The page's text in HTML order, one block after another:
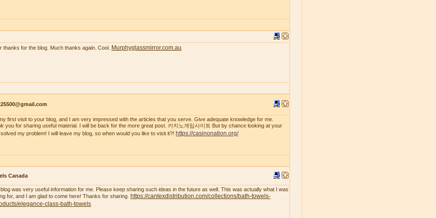
thanks for the blog. Much thanks again. Cool. Murphyglassmirror.com.au
first visit to your blog, and I am very impressed with the articles that you serve. Give adequate knowledge for me.
you for sharing useful material. I will be back for the more great post. 카지노게임사이트 But by chance looking at your
my problem! I will leave my blog, so when would you like to visit it?! https://casinonation.org/
Canada
was very useful information for me. Please keep sharing such ideas in the future as well. This was actually what I was
for, and I am glad to come here! Thanks for sharing.
https://cantexdistribution.com/collections/bath-towels-
elegance-class-bath-towels